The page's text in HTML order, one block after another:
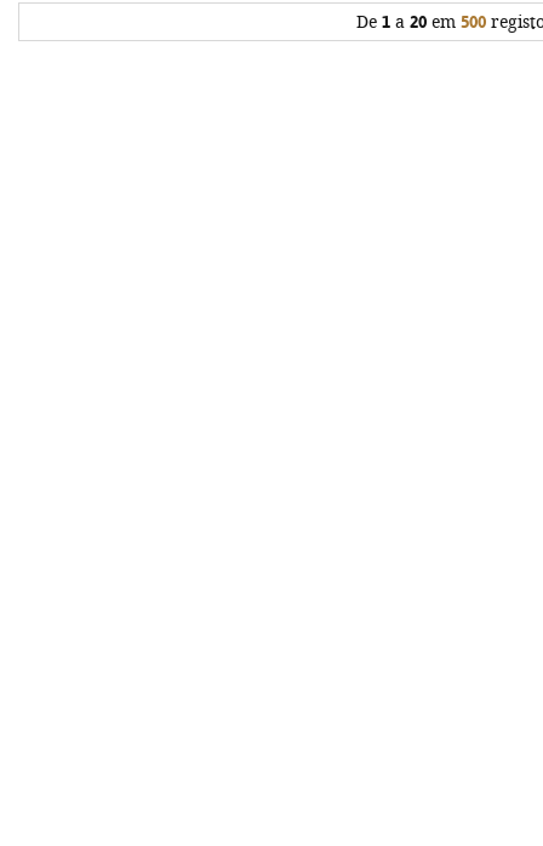
De 1 a 20 em 500